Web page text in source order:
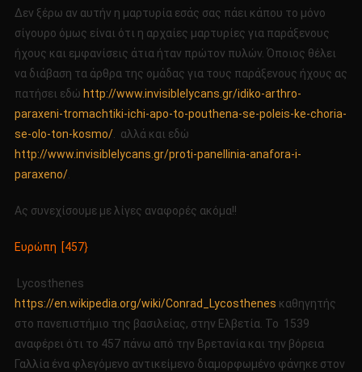
Δεν ξέρω αν αυτήν η μαρτυρία εσάς σας πάει κάπου το μόνο
σίγουρο όμως είναι ότι η αρχαίες μαρτυρίες για παράξενους
ήχους και εμφανίσεις άτια ήταν πρώτον πυλών. Όποιος θέλει
να διάβαση τα άρθρα της ομάδας για τους παράξενους ήχους ας
πατήσει εδώ http://www.invisiblelycans.gr/idiko-arthro-
paraxeni-tromachtiki-ichi-apo-to-pouthena-se-poleis-ke-choria-
se-olo-ton-kosmo/. αλλά και εδώ
http://www.invisiblelycans.gr/proti-panellinia-anafora-i-
paraxeno/.
Ας συνεχίσουμε με λίγες αναφορές ακόμα!!
Ευρώπη [457}
Lycosthenes
https://en.wikipedia.org/wiki/Conrad_Lycosthenes καθηγητής
στο πανεπιστήμιο της βασιλείας, στην Ελβετία. Το 1539
αναφέρει ότι το 457 πάνω από την Βρετανία και την βόρεια
Γαλλία ένα φλεγόμενο αντικείμενο διαμορφωμένο φάνηκε στον